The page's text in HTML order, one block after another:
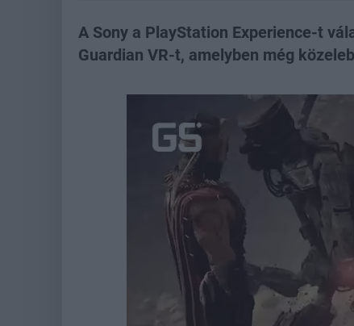
A Sony a PlayStation Experience-t
Guardian VR-t, amelyben még